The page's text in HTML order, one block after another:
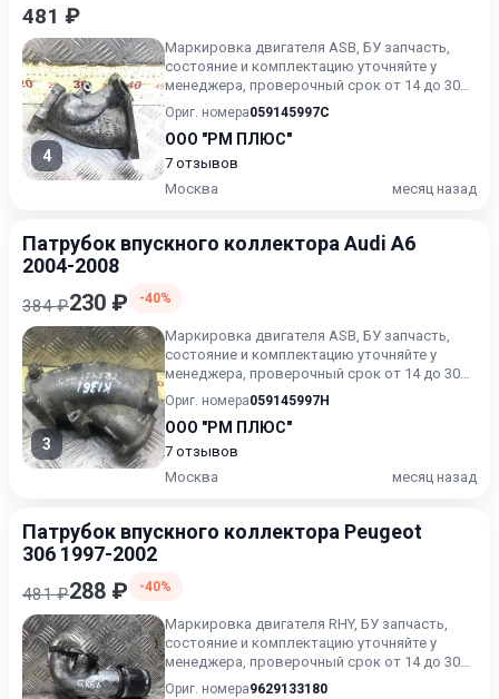
481 ₽
4
Маркировка двигателя ASB, БУ запчасть,
состояние и комплектацию уточняйте у
менеджера, проверочный срок от 14 до 30
дней.
Ориг. номера059145997C
ООО "РМ ПЛЮС"
7 отзывов
Москва
месяц назад
Патрубок впускного коллектора Audi A6
2004-2008
384 ₽230 ₽ -40%
3
Маркировка двигателя ASB, БУ запчасть,
состояние и комплектацию уточняйте у
менеджера, проверочный срок от 14 до 30
дней.
Ориг. номера059145997H
ООО "РМ ПЛЮС"
7 отзывов
Москва
месяц назад
Патрубок впускного коллектора Peugeot
306 1997-2002
481 ₽288 ₽ -40%
Маркировка двигателя RHY, БУ запчасть,
состояние и комплектацию уточняйте у
менеджера, проверочный срок от 14 до 30
дней.
Ориг. номера9629133180